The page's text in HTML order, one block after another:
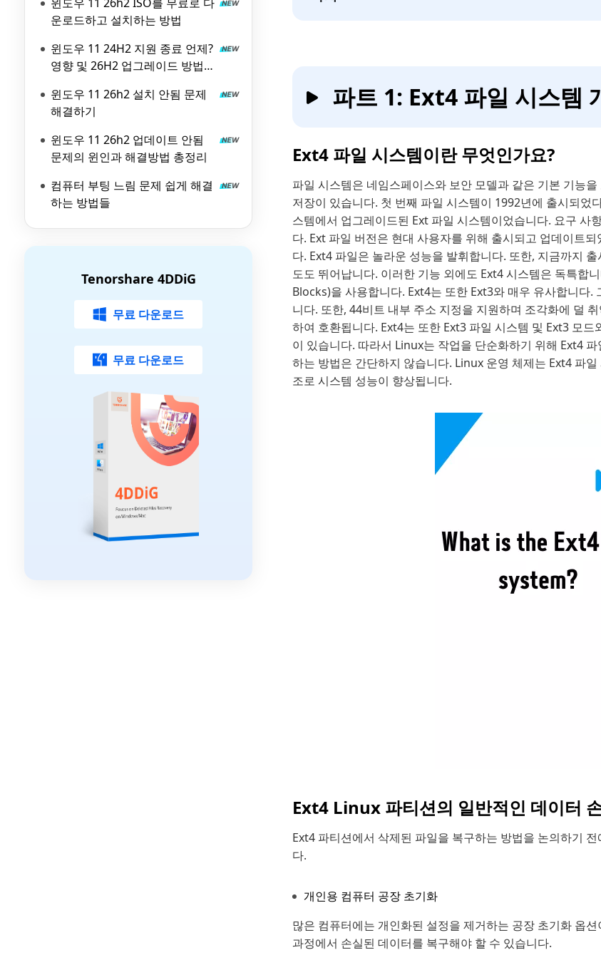
운로드하고 설치하는 방법
윈도우 11 24H2 지원 종료 언제?
영향 및 26H2 업그레이드 방법
윈도우 11 26h2 설치 안됨 문제
해결하기
윈도우 11 26h2 업데이트 안됨
문제의 윈인과 해결방법 총정리
컴퓨터 부팅 느림 문제 쉽게 해결
하는 방법들
Tenorshare 4DDiG
무료 다운로드
무료 다운로드
파트 1: Ext4 파일 시스템
Ext4 파일 시스템이란 무엇인가요?
파일 시스템은 네임스페이스와 보안 모델과 같은 기본 기능
저장이 있습니다. 첫 번째 파일 시스템이 1992년에 출시되
스템에서 업그레이드된 Ext 파일 시스템이었습니다. 요구 사
다. Ext 파일 버전은 현대 사용자를 위해 출시되고 업데이트
다. Ext4 파일은 놀라운 성능을 발휘합니다. 또한, 지금까지
도도 뛰어납니다. 이러한 기능 외에도 Ext4 시스템은 독특합
Blocks)을 사용합니다. Ext4는 또한 Ext3와 매우 유사합니다
니다. 또한, 44비트 내부 주소 지정을 지원하며 조각화에 덜
하여 호환됩니다. Ext4는 또한 Ext3 파일 시스템 및 Ext3 모드
이 있습니다. 따라서 Linux는 작업을 단순화하기 위해 Ext4
하는 방법은 간단하지 않습니다. Linux 운영 체제는 Ext4 파
조로 시스템 성능이 향상됩니다.
Ext4 Linux 파티션의 일반적인 데이터
Ext4 파티션에서 삭제된 파일을 복구하는 방법을 논의하기
다.
개인용 컴퓨터 공장 초기화
많은 컴퓨터에는 개인화된 설정을 제거하는 공장 초기화 옵
과정에서 손실된 데이터를 복구해야 할 수 있습니다.